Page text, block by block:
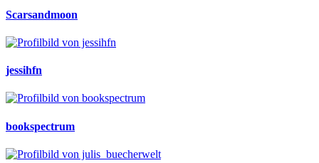
Scarsandmoon
jessihfn
bookspectrum